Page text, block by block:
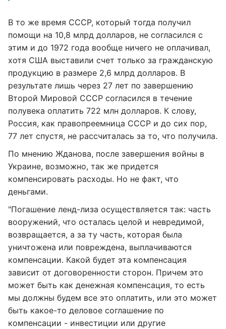
В то же время СССР, который тогда получил
помощи на 10,8 млрд долларов, не согласился с
этим и до 1972 года вообще ничего не оплачивал,
хотя США выставили счет только за гражданскую
продукцию в размере 2,6 млрд долларов. В
результате лишь через 27 лет по завершению
Второй Мировой СССР согласился в течение
полувека оплатить 722 млн долларов. К слову,
Россия, как правопреемница СССР и до сих пор,
77 лет спустя, не рассчиталась за то, что получила.
По мнению Жданова, после завершения войны в
Украине, возможно, так же придется
компенсировать расходы. Но не факт, что
деньгами.
"Погашение ленд-лиза осуществляется так: часть
вооружений, что осталась целой и невредимой,
возвращается, а за ту часть, которая была
уничтожена или повреждена, выплачиваются
компенсации. Какой будет эта компенсация
зависит от договоренности сторон. Причем это
может быть как денежная компенсация, то есть
мы должны будем все это оплатить, или это может
быть какое-то деловое соглашение по
компенсации - инвестиции или другие